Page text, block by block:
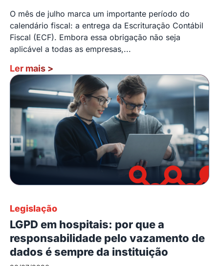
O mês de julho marca um importante período do
calendário fiscal: a entrega da Escrituração Contábil
Fiscal (ECF). Embora essa obrigação não seja
aplicável a todas as empresas,...
Ler mais >
Legislação
LGPD em hospitais: por que a
responsabilidade pelo vazamento de
dados é sempre da instituição